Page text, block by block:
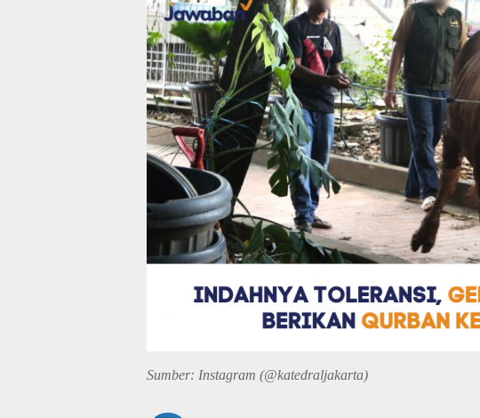
Sumber: Instagram (@katedraljakarta)